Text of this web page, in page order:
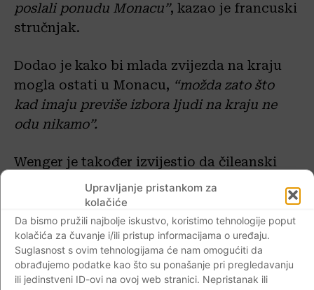
Upravljanje pristankom za
kolačiće
Da bismo pružili najbolje iskustvo, koristimo tehnologije poput
kolačića za čuvanje i/ili pristup informacijama o uređaju.
Suglasnost s ovim tehnologijama će nam omogućiti da
obrađujemo podatke kao što su ponašanje pri pregledavanju
ili jedinstveni ID-ovi na ovoj web stranici. Nepristanak ili
poslali ponudu Monacu”, kazao je francuski
stručnjak.
Dodao je kako bi mlada zvijezda na kraju
mogla ostati u Monacu, “možda zato što
kad imaju previše izbora ljudi na kraju ne
odu nikamo”.
Wenger je također izvijestio da čileanski
napadač Alexis Sanchez nije dogovorio
novi ugovor s klubom, iako i on kao
menadžer i njegovi kolege igrači žele da
Sanchez ostane.
Najboljem Arsenalovu igraču u protekloj